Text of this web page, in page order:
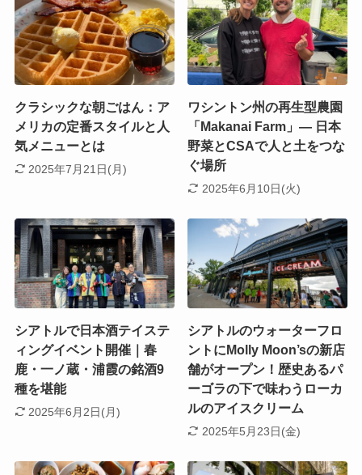
クラシックな朝ごはん：ア
メリカの定番スタイルと人
気メニューとは
2025年7月21日(月)
ワシントン州の再生型農園
「Makanai Farm」― 日本
野菜とCSAで人と土をつな
ぐ場所
2025年6月10日(火)
シアトルで日本酒テイステ
ィングイベント開催｜春
鹿・一ノ蔵・浦霞の銘酒9
種を堪能
2025年6月2日(月)
シアトルのウォーターフロ
ントにMolly Moon’sの新店
舗がオープン！歴史あるパ
ーゴラの下で味わうローカ
ルのアイスクリーム
2025年5月23日(金)